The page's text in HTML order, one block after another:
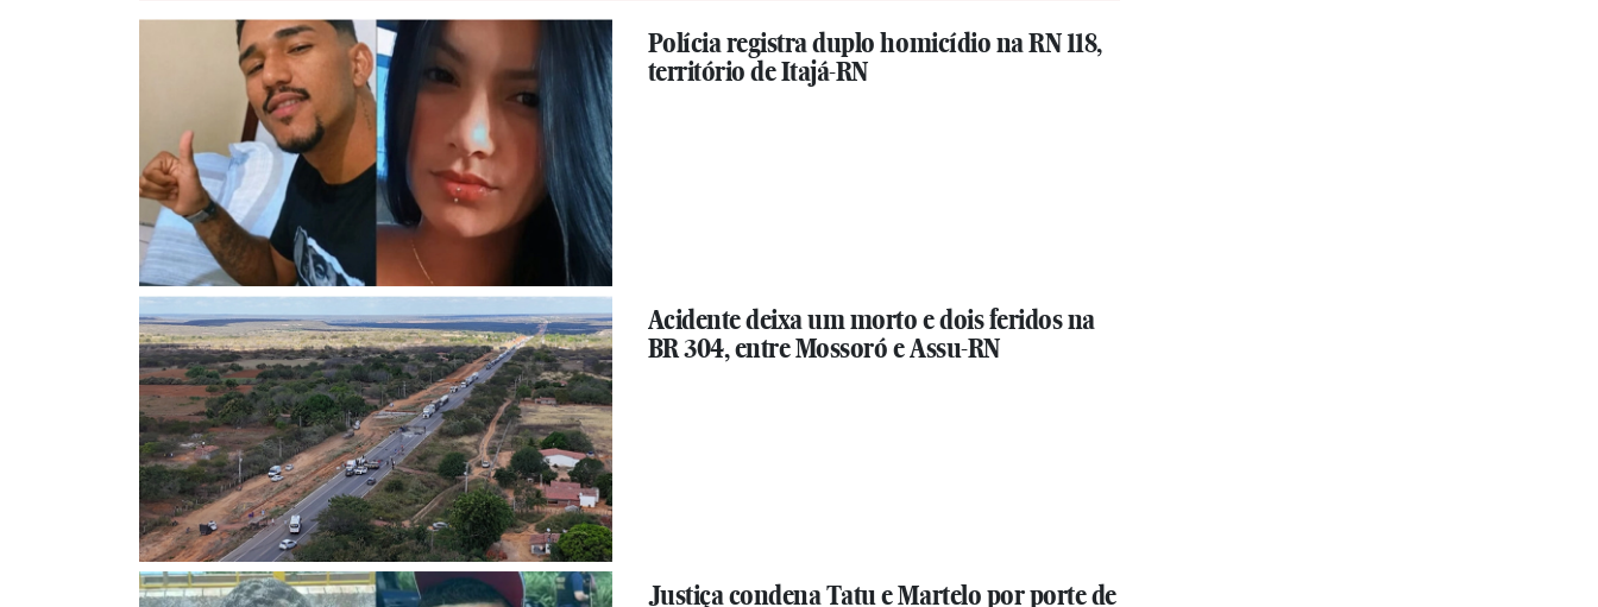
Polícia registra duplo homicídio na RN 118,
território de Itajá-RN
Acidente deixa um morto e dois feridos na
BR 304, entre Mossoró e Assu-RN
Justiça condena Tatu e Martelo por porte de